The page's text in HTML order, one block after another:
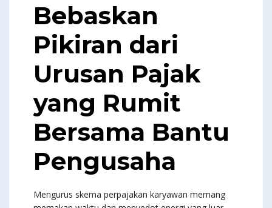
Bebaskan
Pikiran dari
Urusan Pajak
yang Rumit
Bersama Bantu
Pengusaha
Mengurus skema perpajakan karyawan memang